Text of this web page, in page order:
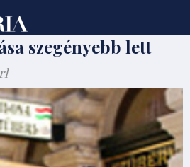
szegényebb lett